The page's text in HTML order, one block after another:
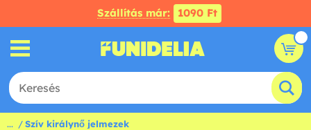
Szállítás már: 1090 Ft
... Szív királynő jelmezek